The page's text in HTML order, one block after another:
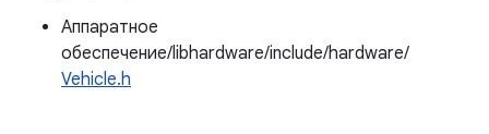
Аппаратное
обеспечение/libhardware/include/hardware/
Vehicle.h